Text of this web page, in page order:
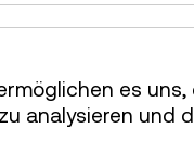
9 Jahre
es uns,
analysieren und